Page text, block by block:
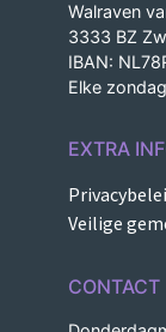
Walraven
3333 BZ
IBAN:
Elke
EXTRA
Veilige
CONTACT